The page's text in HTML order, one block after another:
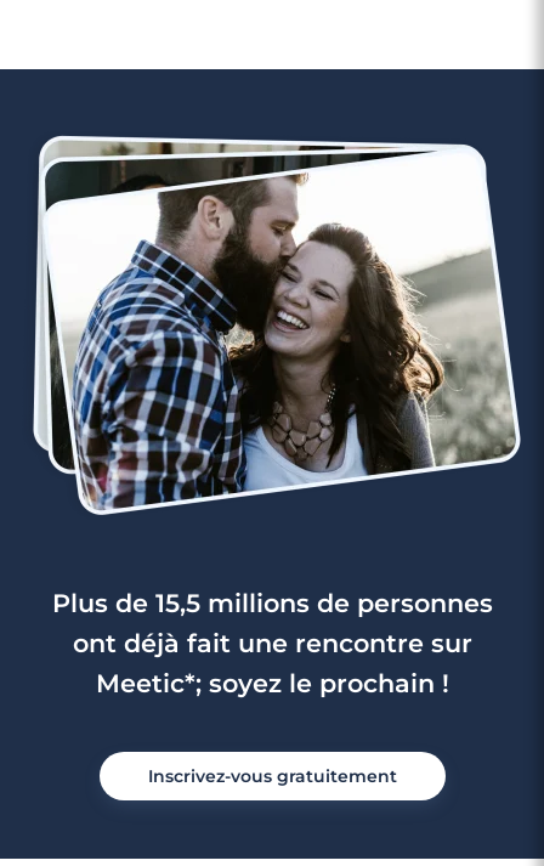
3 minutes
Rencontre à Boulay-Moselle
Rencontre à Woippy
Plus de 15,5 millions de personnes
ont déjà fait une rencontre sur
Meetic*; soyez le prochain !
Inscrivez-vous gratuitement